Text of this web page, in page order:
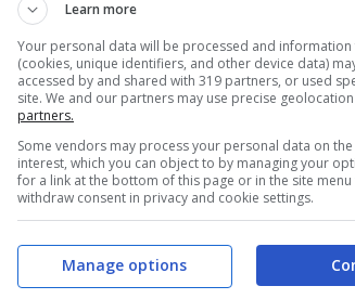
Learn more
Your personal data will be processed and
(cookies, unique identifiers, and other device data)
accessed by and shared with 319 partners, or used
site. We and our partners may use precise
partners.
Some vendors may process your personal data on
interest, which you can object to by managing your
for a link at the bottom of this page or in the site
withdraw consent in privacy and cookie settings.
Manage options